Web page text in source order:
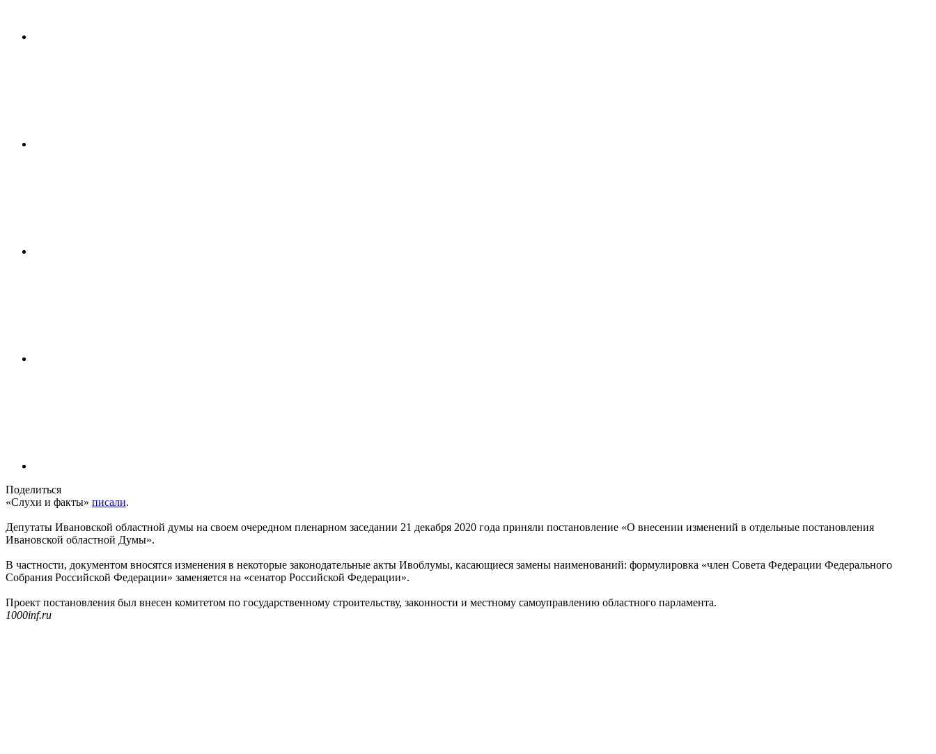
Поделиться
«Слухи и факты» писали.
Депутаты Ивановской областной думы на своем очередном пленарном заседании 21 декабря 2020 года приняли постановление «О внесении изменений в отдельные постановления
Ивановской областной Думы».
В частности, документом вносятся изменения в некоторые законодательные акты Ивоблумы, касающиеся замены наименований: формулировка «член Совета Федерации Федерального
Собрания Российской Федерации» заменяется на «сенатор Российской Федерации».
Проект постановления был внесен комитетом по государственному строительству, законности и местному самоуправлению областного парламента.
1000inf.ru